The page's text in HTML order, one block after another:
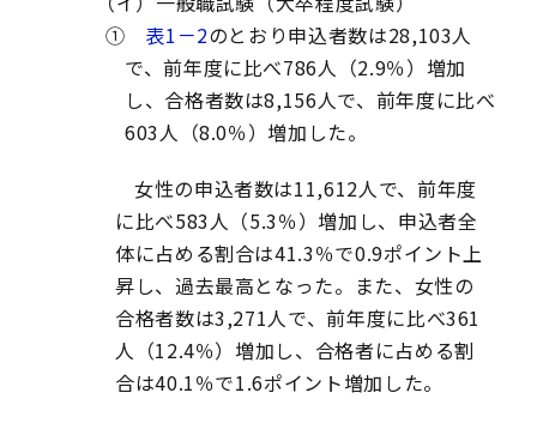
① 表1－2のとおり申込者数は28,103人
で、前年度に比べ786人（2.9％）増加
し、合格者数は8,156人で、前年度に比べ
603人（8.0％）増加した。
女性の申込者数は11,612人で、前年度
に比べ583人（5.3％）増加し、申込者全
体に占める割合は41.3％で0.9ポイント上
昇し、過去最高となった。また、女性の
合格者数は3,271人で、前年度に比べ361
人（12.4％）増加し、合格者に占める割
合は40.1％で1.6ポイント増加した。